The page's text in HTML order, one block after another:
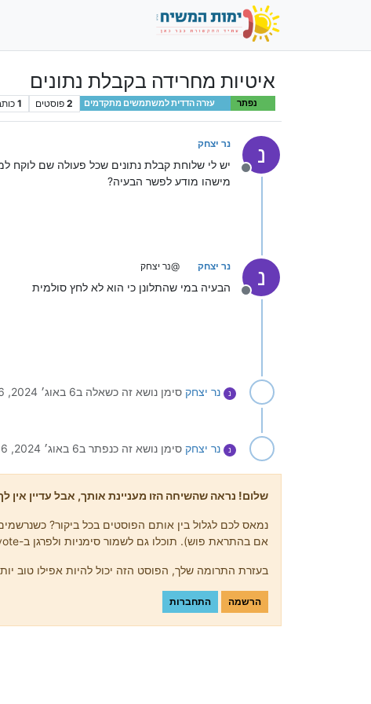
איטיות מחרידה בקבלת נתונים
נפתר עזרה הדדית למשתמשים מתקדמים 2 פוסטים 1
נ
מנותק
נר יצחק
יש לי שלוחת קבלת נתונים שכל פעולה שם לוקח למערכת באזור
מישהו מודע לפשר הבעיה?
נ
מנותק
נר יצחק @נר יצחק
הבעיה במי שהתלונן כי הוא לא לחץ סולמית
נ נר יצחק סימן נושא זה כשאלה ב6 באוג׳ 2024, 12:36
נ נר יצחק סימן נושא זה כנפתר ב6 באוג׳ 2024, 12:36
שלום! נראה שהשיחה הזו מעניינת אותך, אבל עדיין אין
נמאס לכם לגלול בין אותם הפוסטים בכל ביקור?
אם בהתראת פוש). תוכלו גם לשמור סימניות ולפרגן ב-upvote לפוסטים כדי להביע הערכה לחברי קהילה אחרים.
בעזרת התרומה שלך, הפוסט הזה יכול להיות אפילו טוב
הרשמה התחברות